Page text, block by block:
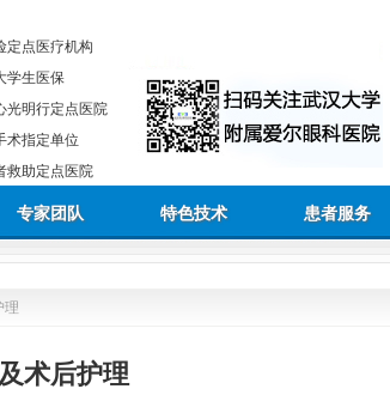
定点医疗机构
学生医保
光明行定点医院
术指定单位
救助定点医院
专家团队 特色技术 患者服务
理
术后护理